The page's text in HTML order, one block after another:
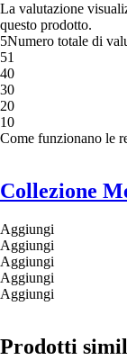
La valutazione
questo prodotto.
5Numero totale di
51
40
30
20
10
Come funzionano le
Collezione
Aggiungi
Aggiungi
Aggiungi
Aggiungi
Aggiungi
Prodotti